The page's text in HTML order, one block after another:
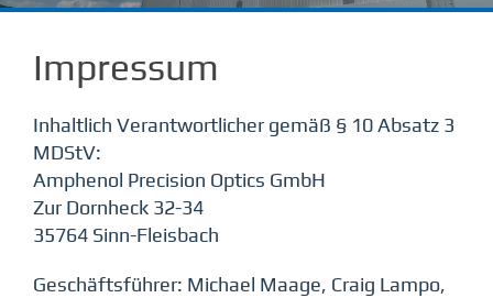
Unternehmen
Karriere
Kontakt
Impressum
Inhaltlich Verantwortlicher gemäß § 10 Absatz 3
MDStV:
Amphenol Precision Optics GmbH
Zur Dornheck 32-34
35764 Sinn-Fleisbach
Geschäftsführer: Michael Maage, Craig Lampo,